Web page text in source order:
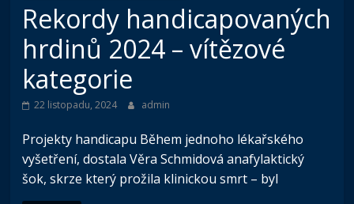
Rekordy handicapovaných
hrdinů 2024 – vítězové
kategorie
22 listopadu, 2024 admin
Projekty handicapu Během jednoho lékařského
vyšetření, dostala Věra Schmidová anafylaktický
šok, skrze který prožila klinickou smrt – byl